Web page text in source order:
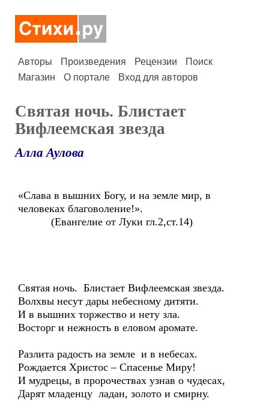
Авторы Произведения Рецензии
Поиск
Магазин
О портале Вход для авторов
Святая ночь. Блистает
Вифлеемская звезда
Алла Аулова
«Слава в вышних Богу, и на земле мир, в
человеках благоволение!».
(Евангелие от Луки гл.2,ст.14)
Святая ночь. Блистает Вифлеемская звезда.
Волхвы несут дары небесному дитяти.
И в вышних торжество и нету зла.
Восторг и нежность в еловом аромате.
Разлита радость на земле и в небесах.
Рождается Христос – Спасенье Миру!
И мудрецы, в пророчествах узнав о чудесах,
Дарят младенцу ладан, золото и смирну.